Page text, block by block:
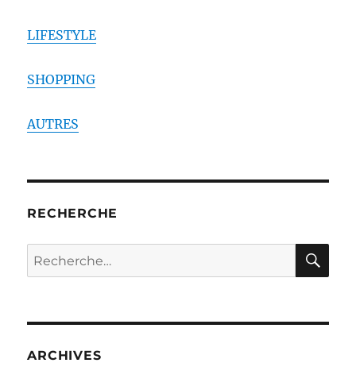
LIFESTYLE
SHOPPING
AUTRES
RECHERCHE
Recherche
pour :
ARCHIVES